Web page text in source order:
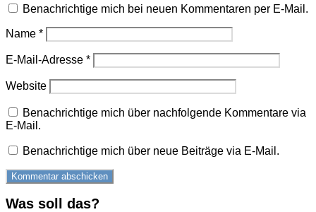
Benachrichtige mich bei neuen Kommentaren per E-Mail.
Name *
E-Mail-Adresse *
Website
Benachrichtige mich über nachfolgende Kommentare via
E-Mail.
Benachrichtige mich über neue Beiträge via E-Mail.
Was soll das?